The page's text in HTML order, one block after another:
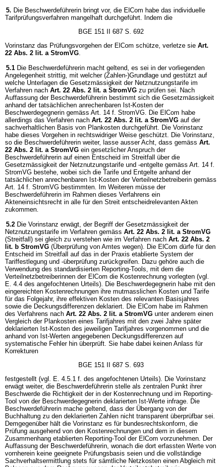
5. Die Beschwerdeführerin bringt vor, die ElCom habe das individuelle
Tarifprüfungsverfahren mangelhaft durchgeführt. Indem die
BGE 151 II 687 S. 692
Vorinstanz das Prüfungsvorgehen der ElCom schütze, verletze sie Art.
22 Abs. 2 lit. a StromVG.
5.1 Die Beschwerdeführerin macht geltend, es sei in der vorliegenden
Angelegenheit strittig, mit welcher (Zahlen-)Grundlage und gestützt auf
welche Unterlagen die Gesetzmässigkeit der Netznutzungstarife im
Verfahren nach Art. 22 Abs. 2 lit. a StromVG zu prüfen sei. Nach
Auffassung der Beschwerdeführerin bestimmt sich die Gesetzmässigkeit
anhand der tatsächlichen anrechenbaren Ist-Kosten der
Beschwerdegegnerin gemäss Art. 14 f. StromVG. Die ElCom habe
allerdings das Verfahren nach Art. 22 Abs. 2 lit. a StromVG auf der
sachverhaltlichen Basis von Plankosten durchgeführt. Die Vorinstanz
habe dieses Vorgehen in rechtswidriger Weise geschützt. Die Vorinstanz,
so die Beschwerdeführerin weiter, lasse ausser Acht, dass gemäss Art.
22 Abs. 2 lit. a StromVG ein gesetzlicher Anspruch der
Beschwerdeführerin auf einen Entscheid im Streitfall über die
Gesetzmässigkeit der Netznutzungstarife und -entgelte gemäss Art. 14 f.
StromVG bestehe, wobei sich die Tarife und Entgelte anhand der
tatsächlichen anrechenbaren Ist-Kosten der Verteilnetzbetreiberin gemäss
Art. 14 f. StromVG bestimmten. Im Weiteren müsse der
Beschwerdeführerin im Rahmen dieses Verfahrens ein
Akteneinsichtsrecht in alle für den Streit entscheidrelevanten Akten
zukommen.
5.2 Die Vorinstanz erwägt, der Begriff der Gesetzmässigkeit der
Netznutzungstarife im Verfahren gemäss Art. 22 Abs. 2 lit. a StromVG
(Streitfall) sei gleich zu verstehen wie im Verfahren nach Art. 22 Abs. 2
lit. b StromVG (Überprüfung von Amtes wegen). Die ElCom dürfe für den
Entscheid im Streitfall auf das in der Praxis etablierte System der
Tariffestlegung und -überprüfung zurückgreifen. Dazu gehöre auch die
Verwendung des standardisierten Reporting-Tools, mit dem die
Verteilnetzbetreiberinnen der ElCom die Kostenrechnung vorlegten (vgl.
E. 4.4 des angefochtenen Urteils). Die Beschwerdegegnerin habe mit den
eingereichten Kostenrechnungen ihre mutmasslichen Kosten und Tarife
für das Folgejahr, ihre effektiven Kosten des relevanten Basisjahres
sowie die Deckungsdifferenzen deklariert. Die ElCom habe im Rahmen
des Verfahrens nach Art. 22 Abs. 2 lit. a StromVG unter anderem einen
Vergleich der Plankosten eines Tarifjahres mit den zwei Jahre später
deklarierten Ist-Kosten des jeweiligen Tarifjahres vorgenommen und die
anhand von Ist-Werten angegebenen Deckungsdifferenzen auf
systematische Fehler hin überprüft. Sie habe dabei keinen Anlass für
Korrekturen
BGE 151 II 687 S. 693
festgestellt (vgl. E. 4.5.1 f. des angefochtenen Urteils). Die Vorinstanz
erwägt weiter, die Beschwerdeführerin stelle als zentralen Punkt ihrer
Beschwerde die Richtigkeit der in der Kostenrechnung und im Reporting-
Tool von der Beschwerdegegnerin deklarierten Ist-Werte infrage. Die
Beschwerdeführerin mache geltend, dass der Übergang von der
Buchhaltung zu den deklarierten Zahlen nicht transparent überprüfbar sei.
Demgegenüber hält die Vorinstanz es für bundesrechtskonform, die
Prüfung ausgehend von den Kostenrechnungen und dem in diesem
Zusammenhang etablierten Reporting-Tool der ElCom vorzunehmen. Der
Auffassung der Beschwerdeführerin, wonach die dort erfassten Werte von
vornherein keine geeignete Prüfungsbasis seien und die vollständige
Sachverhaltsermittlung stets für sämtliche Netzkosten einen Abgleich mit